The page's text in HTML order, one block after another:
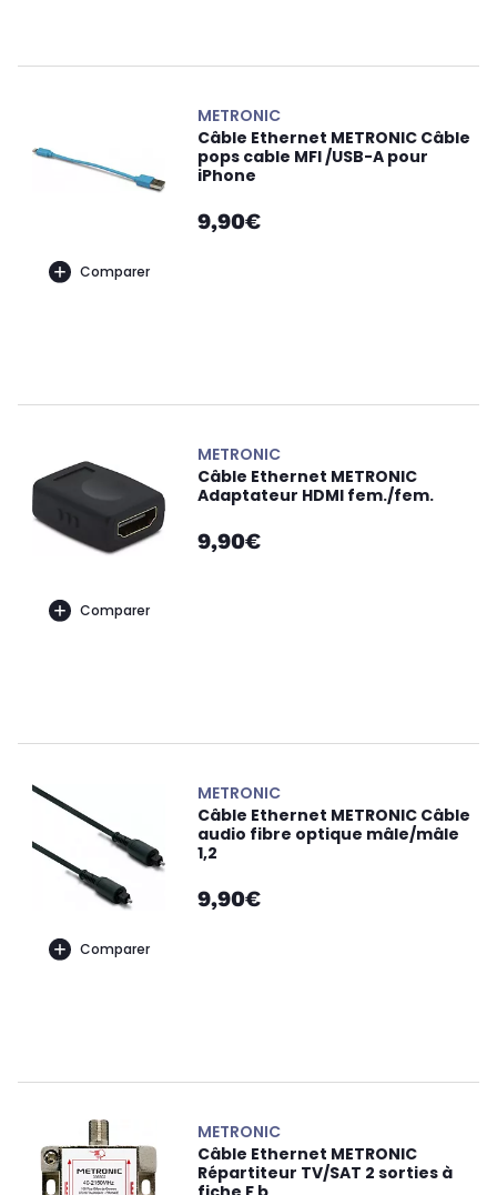
Comparer
METRONIC
Câble Ethernet METRONIC Câble
pops cable MFI /USB-A pour
iPhone
9,90€
Comparer
METRONIC
Câble Ethernet METRONIC
Adaptateur HDMI fem./fem.
9,90€
Comparer
METRONIC
Câble Ethernet METRONIC Câble
audio fibre optique mâle/mâle
1,2
9,90€
METRONIC
Câble Ethernet METRONIC
Répartiteur TV/SAT 2 sorties à